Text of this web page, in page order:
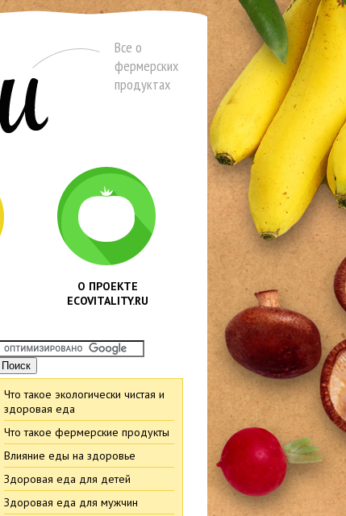
Все о
фермерских
продуктах
О ПРОЕКТЕ
ECOVITALITY.RU
Что такое экологически чистая и
здоровая еда
Что такое фермерские продукты
Влияние еды на здоровье
Здоровая еда для детей
Здоровая еда для мужчин